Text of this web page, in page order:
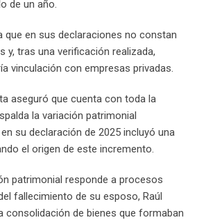
de un año.
que en sus declaraciones no constan
y, tras una verificación realizada,
vinculación con empresas privadas.
aseguró que cuenta con toda la
la variación patrimonial
su declaración de 2025 incluyó una
el origen de este incremento.
patrimonial responde a procesos
fallecimiento de su esposo, Raúl
consolidación de bienes que formaban